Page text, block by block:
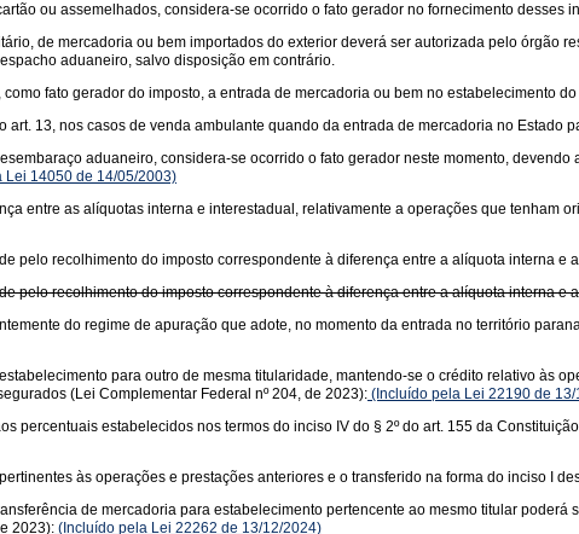
ou assemelhados, considera-se ocorrido o fato gerador no fornecimento desses
de mercadoria ou bem importados do exterior deverá ser autorizada pelo órgão
aduaneiro, salvo disposição em contrário.
fato gerador do imposto, a entrada de mercadoria ou bem no estabelecimento
13, nos casos de venda ambulante quando da entrada de mercadoria no Estado
aduaneiro, considera-se ocorrido o fato gerador neste momento,
Lei 14050 de 14/05/2003)
entre as alíquotas interna e interestadual, relativamente a operações que tenham
pelo recolhimento do imposto correspondente à diferença entre a alíquota interna e
pelo recolhimento do imposto correspondente à diferença entre a alíquota interna e
do regime de apuração que adote, no momento da entrada no território
para outro de mesma titularidade, mantendo-se o crédito relativo às
(Lei Complementar Federal nº 204, de 2023): (Incluído pela Lei 22190 de 13/
percentuais estabelecidos nos termos do inciso IV do § 2º do art. 155 da
às operações e prestações anteriores e o transferido na forma do inciso I
de mercadoria para estabelecimento pertencente ao mesmo titular
2023): (Incluído pela Lei 22262 de 13/12/2024)